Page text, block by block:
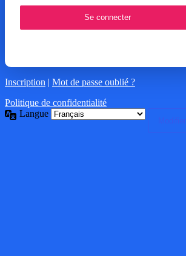
Inscription | Mot de passe oublié ?
Politique de confidentialité
Langue